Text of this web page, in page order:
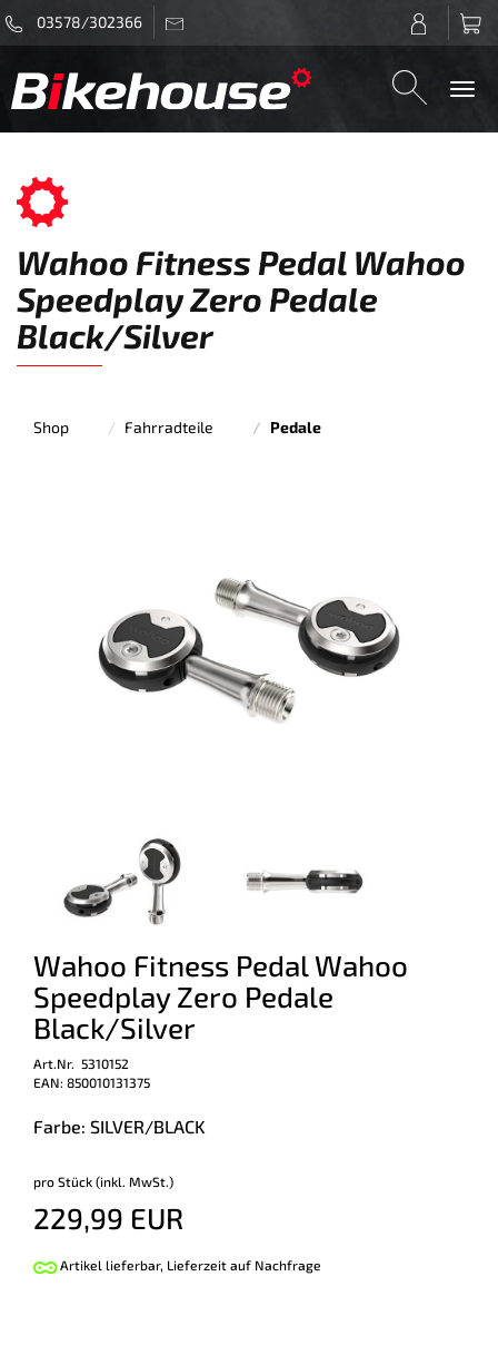
03578/302366
Wahoo Fitness Pedal Wahoo
Speedplay Zero Pedale
Black/Silver
Shop Fahrradteile Pedale
Wahoo Fitness Pedal Wahoo
Speedplay Zero Pedale
Black/Silver
Art.Nr. 5310152
EAN: 850010131375
Farbe: SILVER/BLACK
pro Stück (inkl. MwSt.)
229,99 EUR
Artikel lieferbar, Lieferzeit auf Nachfrage